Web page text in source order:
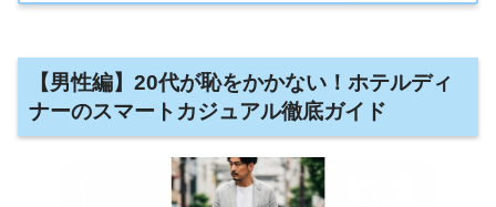
【男性編】20代が恥をかかない！ホテルディ
ナーのスマートカジュアル徹底ガイド